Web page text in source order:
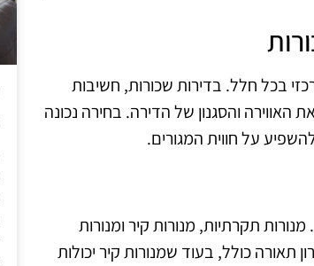
בכל חלל. בדירות שכורות, חשיבות
האווירה והסגנון של הדירה. בחירה נכונה
על חווית המגורים.
תקרתיות, מנורות קיר ומנורות
תאורה כולל, בעוד שמנורות קיר יכולות